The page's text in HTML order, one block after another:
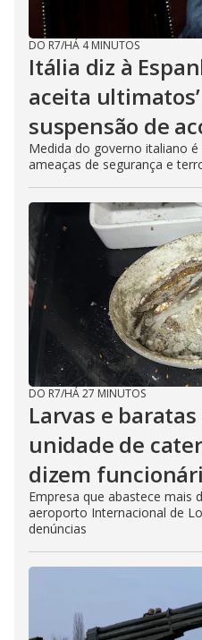
DO R7/HÁ 4 MINUTOS
Itália diz à
aceita
suspensão de
Medida do governo italiano
ameaças de segurança e
DO R7/HÁ 27 MINUTOS
Larvas e
unidade de
dizem
Empresa que abastece mais
aeroporto Internacional de
denúncias